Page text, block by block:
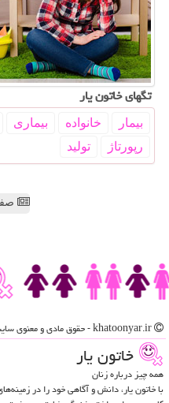
تگهای خاتون یار
بیمار خانواده بیماری
رپورتاژ
تولید
خاتون یار
همه چیز درباره زنان
با خاتون یار، دانش و آگاهی خود را در